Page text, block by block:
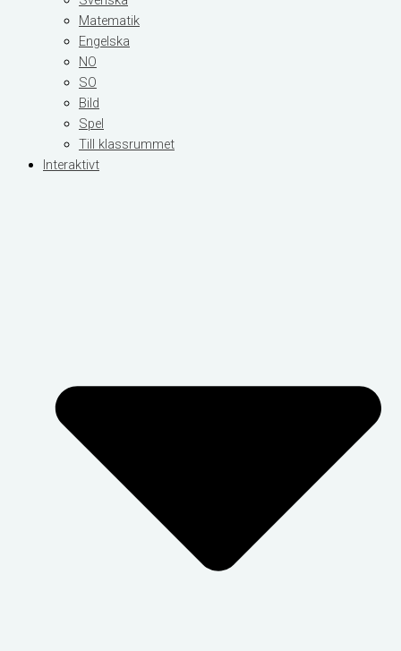
Matematik
Engelska
NO
SO
Bild
Spel
Till klassrummet
Interaktivt